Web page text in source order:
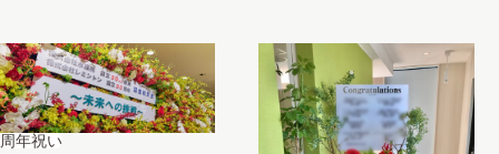
周年祝い